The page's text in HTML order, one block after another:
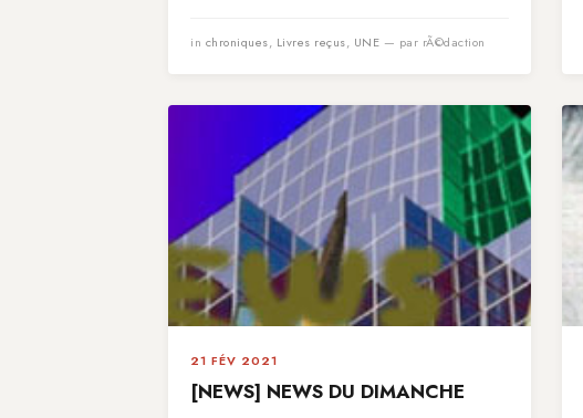
in chroniques, Livres reçus, UNE — par rÃ©daction
21 FÉV 2021
[NEWS] NEWS DU DIMANCHE